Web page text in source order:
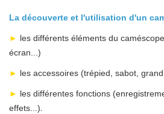
La découverte et l'utilisation d'un
► les différents éléments du
écran...)
► les accessoires (trépied, sabot,
► les différentes fonctions
effets...).